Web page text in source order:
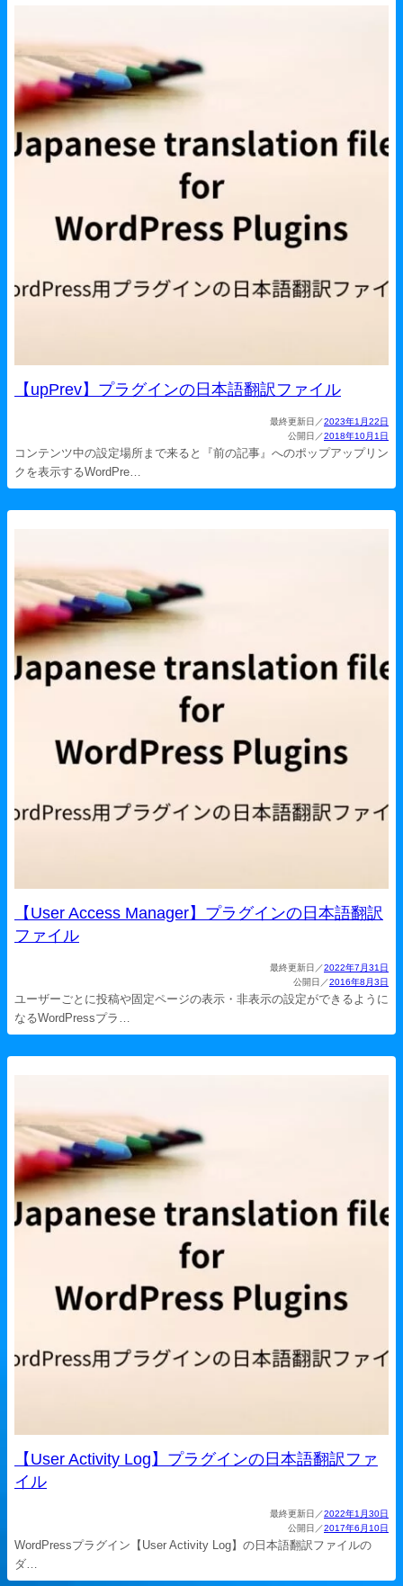
【upPrev】プラグインの日本語翻訳ファイル
2023年1月22日
2018年10月1日
コンテンツ中の設定場所まで来ると『前の記事』へのポップアップリン
クを表示するWordPre…
【User Access Manager】プラグインの日本語翻訳
ファイル
2022年7月31日
2016年8月3日
ユーザーごとに投稿や固定ページの表示・非表示の設定ができるように
なるWordPressプラ…
【User Activity Log】プラグインの日本語翻訳ファ
イル
2022年1月30日
2017年6月10日
WordPressプラグイン【User Activity Log】の日本語翻訳ファイルの
ダ…